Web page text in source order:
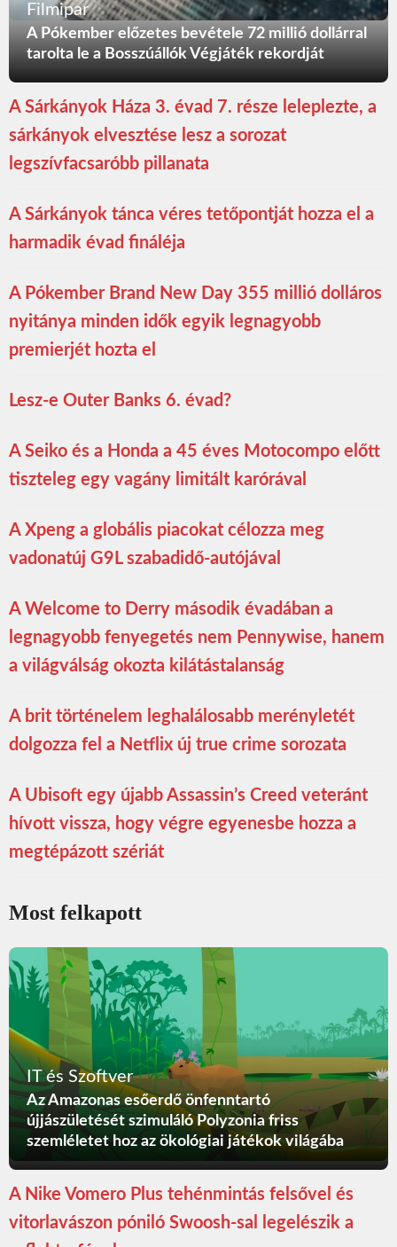
Filmipar
A Pókember előzetes bevétele 72 millió dollárral
tarolta le a Bosszúállók Végjáték rekordját
A Sárkányok Háza 3. évad 7. része leleplezte, a
sárkányok elvesztése lesz a sorozat
legszívfacsaróbb pillanata
A Sárkányok tánca véres tetőpontját hozza el a
harmadik évad fináléja
A Pókember Brand New Day 355 millió dolláros
nyitánya minden idők egyik legnagyobb
premierjét hozta el
Lesz-e Outer Banks 6. évad?
A Seiko és a Honda a 45 éves Motocompo előtt
tiszteleg egy vagány limitált karórával
A Xpeng a globális piacokat célozza meg
vadonatúj G9L szabadidő-autójával
A Welcome to Derry második évadában a
legnagyobb fenyegetés nem Pennywise, hanem
a világválság okozta kilátástalanság
A brit történelem leghalálosabb merényletét
dolgozza fel a Netflix új true crime sorozata
A Ubisoft egy újabb Assassin’s Creed veteránt
hívott vissza, hogy végre egyenesbe hozza a
megtépázott szériát
Most felkapott
IT és Szoftver
Az Amazonas esőerdő önfenntartó
újjászületését szimuláló Polyzonia friss
szemléletet hoz az ökológiai játékok világába
A Nike Vomero Plus tehénmintás felsővel és
vitorlavászon póniló Swoosh-sal legelészik a